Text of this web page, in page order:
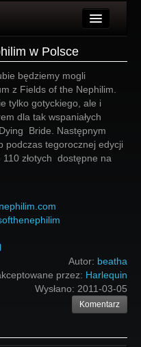
w Polsce
będziemy mogli
z Fields of the Nephilim.
tylko gotyckiego, ale i
dla tak wspaniałych
Bride. Następnym
podczas tegorocznej edycji
złotych dostępne na
Autor: beatha
przez: Harlequin
Wysłano: 2011-03-05
Komentarz